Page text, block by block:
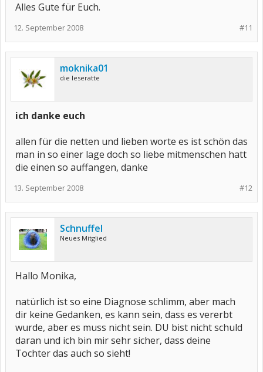
Alles Gute für Euch.
#11
12. September 2008
moknika01
die leseratte
ich danke euch
allen für die netten und lieben worte es ist schön das
man in so einer lage doch so liebe mitmenschen hatt
die einen so auffangen, danke
#12
13. September 2008
Schnuffel
Neues Mitglied
Hallo Monika,
natürlich ist so eine Diagnose schlimm, aber mach
dir keine Gedanken, es kann sein, dass es vererbt
wurde, aber es muss nicht sein. DU bist nicht schuld
daran und ich bin mir sehr sicher, dass deine
Tochter das auch so sieht!